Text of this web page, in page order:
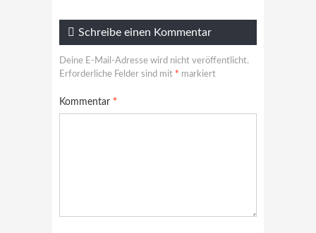
Schreibe einen Kommentar
Deine E-Mail-Adresse wird nicht veröffentlicht.
Erforderliche Felder sind mit * markiert
Kommentar *